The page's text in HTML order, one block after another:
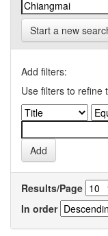
Start a new
Add filters:
Use filters to refine
Results/Page
In order